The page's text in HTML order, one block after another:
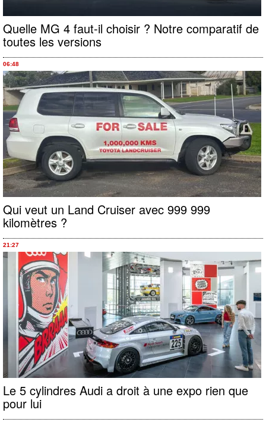
Quelle MG 4 faut-il choisir ? Notre comparatif de
toutes les versions
06:48
Qui veut un Land Cruiser avec 999 999
kilomètres ?
21:27
Le 5 cylindres Audi a droit à une expo rien que
pour lui